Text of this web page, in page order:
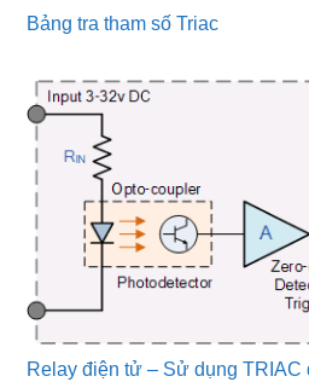
Bảng tra tham số Triac
Relay điện tử – Sử dụng TRIAC